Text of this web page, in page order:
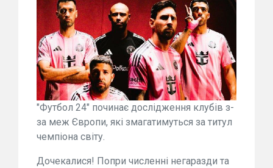
"Футбол 24" починає дослідження клубів з-
за меж Європи, які змагатимуться за титул
чемпіона світу.
Дочекалися! Попри численні негаразди та